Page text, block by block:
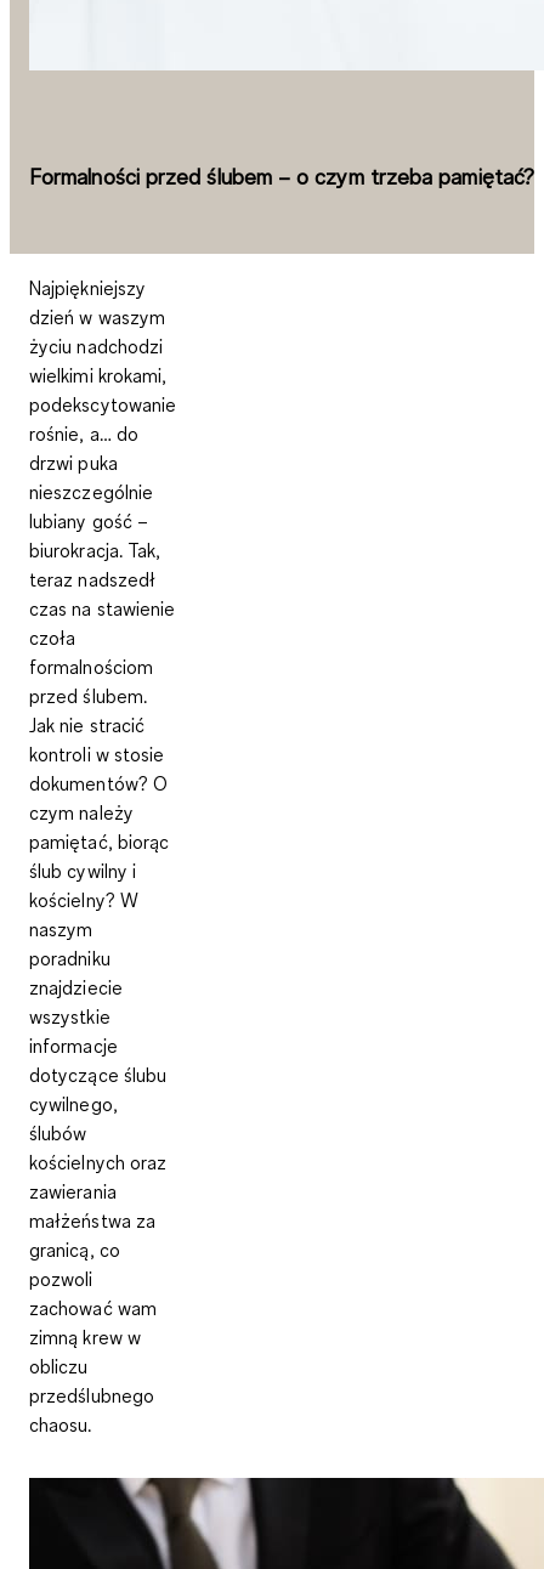
Formalności przed ślubem – o czym trzeba pamiętać?
Najpiękniejszy
dzień w waszym
życiu nadchodzi
wielkimi krokami,
podekscytowanie
rośnie, a… do
drzwi puka
nieszczególnie
lubiany gość –
biurokracja. Tak,
teraz nadszedł
czas na stawienie
czoła
formalnościom
przed ślubem.
Jak nie stracić
kontroli w stosie
dokumentów? O
czym należy
pamiętać, biorąc
ślub cywilny i
kościelny? W
naszym
poradniku
znajdziecie
wszystkie
informacje
dotyczące ślubu
cywilnego,
ślubów
kościelnych oraz
zawierania
małżeństwa za
granicą, co
pozwoli
zachować wam
zimną krew w
obliczu
przedślubnego
chaosu.